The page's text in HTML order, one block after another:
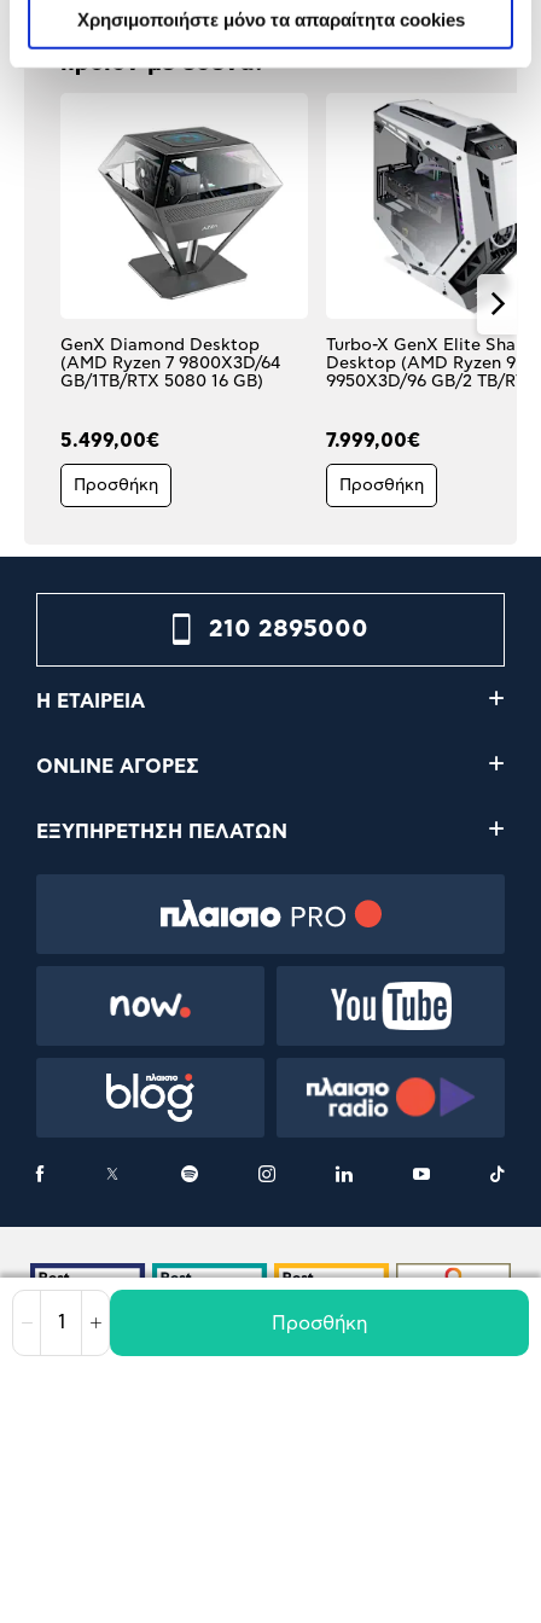
Χρησιμοποιήστε μόνο τα απαραίτητα cookies
Μείωση Αύξηση Προσθήκη
προϊόν με εσένα!
GenX Diamond Desktop
(AMD Ryzen 7 9800X3D/64
GB/1TB/RTX 5080 16 GB)
5.499,00€
Προσθήκη
Turbo-X GenX Elite Shark
Desktop (AMD Ryzen 9
9950X3D/96 GB/2 TB/RTX
7.999,00€
Προσθήκη
210 2895000
Η ΕΤΑΙΡΕΙΑ
ONLINE ΑΓΟΡΕΣ
ΕΞΥΠΗΡΕΤΗΣΗ ΠΕΛΑΤΩΝ